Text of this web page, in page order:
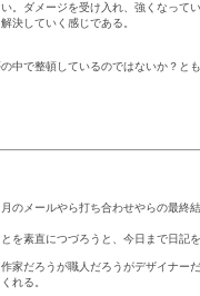
。ダメージを受け入れ、強くなってい
決していく感じである。
中で整頓しているのではないか？とも
のメールやら打ち合わせやらの最終
を素直につづろうと、今日まで日記を
家だろうが職人だろうがデザイナー
れる。